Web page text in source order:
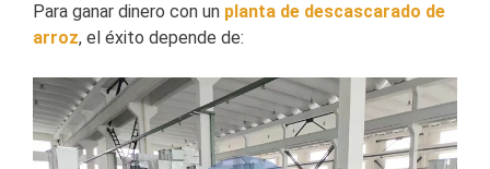
Para ganar dinero con un planta de descascarado de
arroz, el éxito depende de: